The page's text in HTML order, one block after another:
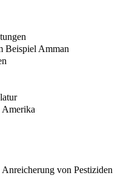
Beispiel Amman
Amerika
von Pestiziden